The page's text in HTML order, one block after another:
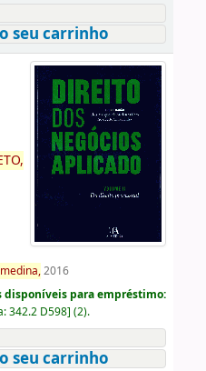
seu carrinho
2016
disponíveis para empréstimo:
342.2 D598] (2).
seu carrinho